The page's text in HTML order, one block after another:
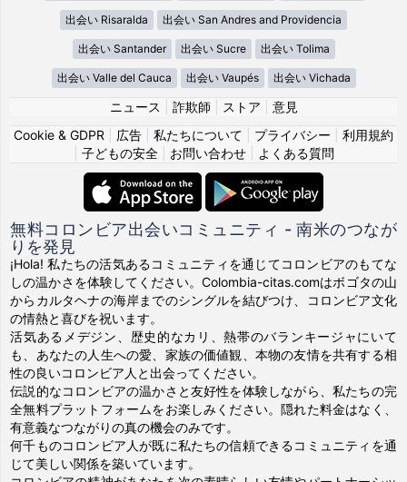
出会い Risaralda 出会い San Andres and Providencia
出会い Santander 出会い Sucre 出会い Tolima
出会い Valle del Cauca 出会い Vaupés 出会い Vichada
ニュース 詐欺師 ストア
意見
Cookie & GDPR
広告 私たちについて プライバシー
利用規約
子どもの安全| お問い合わせ| よくある質問
無料コロンビア出会いコミュニティ - 南米のつなが
りを発見
¡Hola! 私たちの活気あるコミュニティを通じてコロンビアのもてな
しの温かさを体験してください。Colombia-citas.comはボゴタの山
からカルタヘナの海岸までのシングルを結びつけ、コロンビア文化
の情熱と喜びを祝います。
活気あるメデジン、歴史的なカリ、熱帯のバランキージャにいて
も、あなたの人生への愛、家族の価値観、本物の友情を共有する相
性の良いコロンビア人と出会ってください。
伝説的なコロンビアの温かさと友好性を体験しながら、私たちの完
全無料プラットフォームをお楽しみください。隠れた料金はなく、
有意義なつながりの真の機会のみです。
何千ものコロンビア人が既に私たちの信頼できるコミュニティを通
じて美しい関係を築いています。